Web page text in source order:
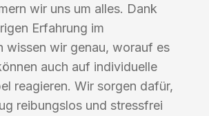
wir uns um alles. Dank
Erfahrung im
wissen wir genau, worauf es
auch auf individuelle
reagieren. Wir sorgen dafür,
reibungslos und stressfrei